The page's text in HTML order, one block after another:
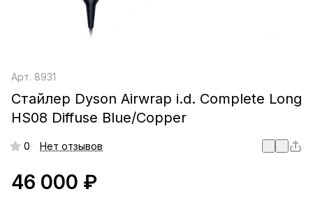
Арт. 8931
Стайлер Dyson Airwrap i.d. Complete Long
HS08 Diffuse Blue/Copper
0 Нет отзывов
46 000 ₽